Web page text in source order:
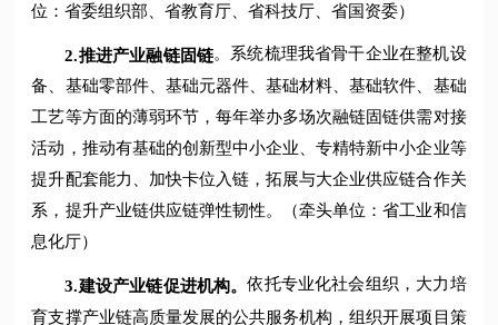
位：省委组织部、省教育厅、省科技厅、省国资委）
2. 推进产业融链固链。系统梳理我省骨干企业在整机设
备、基础零部件、基础元器件、基础材料、基础软件、基础
工艺等方面的薄弱环节，每年举办多场次融链固链供需对接
活动，推动有基础的创新型中小企业、专精特新中小企业等
提升配套能力、加快卡位入链，拓展与大企业供应链合作关
系，提升产业链供应链弹性韧性。（牵头单位：省工业和信
息化厅）
3.建设产业链促进机构。依托专业化社会组织，大力培
育支撑产业链高质量发展的公共服务机构，组织开展项目策